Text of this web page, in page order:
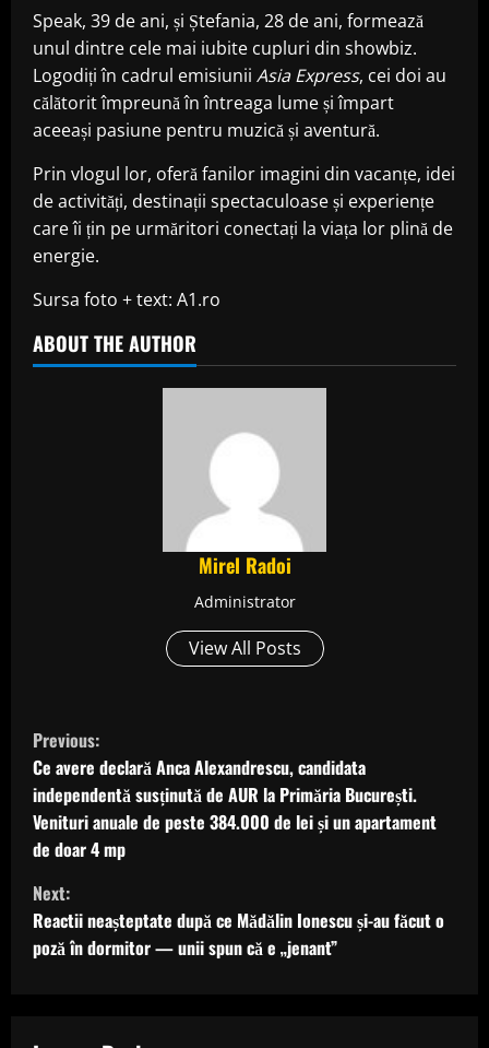
Speak, 39 de ani, și Ștefania, 28 de ani, formează
unul dintre cele mai iubite cupluri din showbiz.
Logodiți în cadrul emisiunii Asia Express, cei doi au
călătorit împreună în întreaga lume și împart
aceeași pasiune pentru muzică și aventură.
Prin vlogul lor, oferă fanilor imagini din vacanțe, idei
de activități, destinații spectaculoase și experiențe
care îi țin pe urmăritori conectați la viața lor plină de
energie.
Sursa foto + text: A1.ro
ABOUT THE AUTHOR
Mirel Radoi
Administrator
View All Posts
C
o
n
t
i
n
Previous:
Ce avere declară Anca Alexandrescu, candidata
independentă susținută de AUR la Primăria București.
Venituri anuale de peste 384.000 de lei și un apartament
de doar 4 mp
Next:
Reactii neașteptate după ce Mădălin Ionescu și-au făcut o
poză în dormitor — unii spun că e „jenant”